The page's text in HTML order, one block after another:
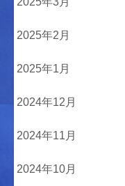
2025年2月
2025年1月
2024年12月
2024年11月
2024年10月